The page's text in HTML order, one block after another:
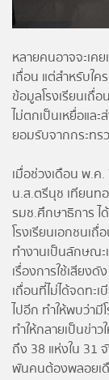
เข้าสู่ระบบ
หลายคนอาจจะเค
เถื่อน แต่สำหรับใค
ข้อมูลโรงเรียนเถื่
ไม่ตกเป็นเหยื่อและ
ยอมรับจากกระทร
เมื่อช่วงเดือน พ.ค
น.ส.ตรีนุช เทียนท
รมช.ศึกษาธิการ ไ
โรงเรียนเอกชนเ
ทำงานเป็นลักษณะ
เรื่องการใช้เสียงดั
เถื่อนที่ไม่ได้จดทะ
ไปอีก ทำให้พบว่า
ทำให้กลายเป็นข่า
ถึง 38 แห่งใน 31
พันคนต้องพลอยเ